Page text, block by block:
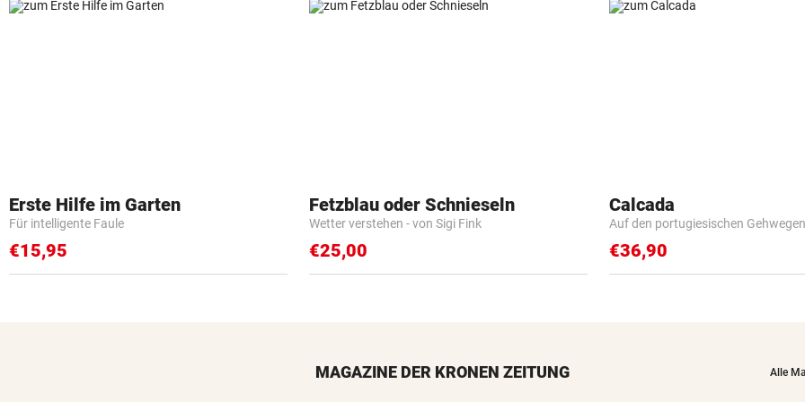
Erste Hilfe im Garten
Für intelligente Faule
€15,95
Fetzblau oder Schnieseln
Wetter verstehen - von Sigi Fink
€25,00
Calcada
Auf den portugiesischen Gehwegen
€36,90
MAGAZINE DER KRONEN ZEITUNG Alle